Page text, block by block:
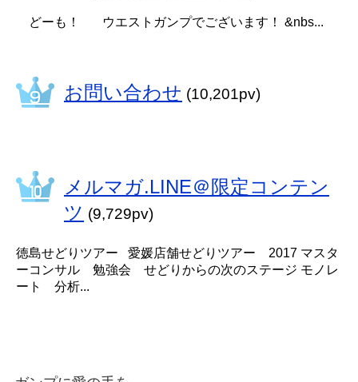
どーも！ ウエストガンプでございます！ &nbs...
お問い合わせ (10,201pv)
メルマガ.LINE＠限定コンテン
ツ (9,729pv)
徳島せどりツアー 愛媛店舗せどりツアー 2017 マスタ
ーコンサル 勉強会 せどりからの次のステージ モノレ
ート 分析...